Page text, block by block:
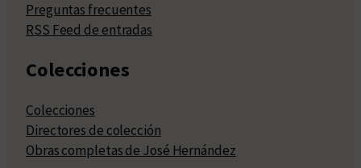
Preguntas frecuentes
RSS Feed de entradas
Colecciones
Colecciones
Directores de colección
Obras completas de José Hernández